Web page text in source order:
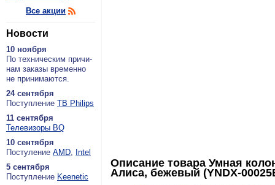
Все акции
Новости
10 ноября
По тех­ни­че­ским при­чи­
нам за­ка­зы вре­мен­но
не при­ни­ма­ют­ся.
24 сентября
По­ступ­ле­ние ТВ Philips
11 сентября
Теле­ви­зо­ры BQ
10 сентября
По­сту­ле­ние AMD, Intel
5 сентября
По­ступ­ле­ние Keenetic
Описание товара Умная
Алиса, бежевый (YNDX-